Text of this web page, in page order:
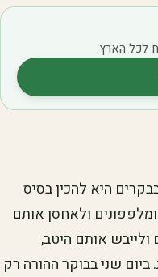
לכל הארץ.
בלשונית חדשה)
היא להכין בסיס
ולאחסן אותם
אותם היטב,
שני בבוקר ההורה רק